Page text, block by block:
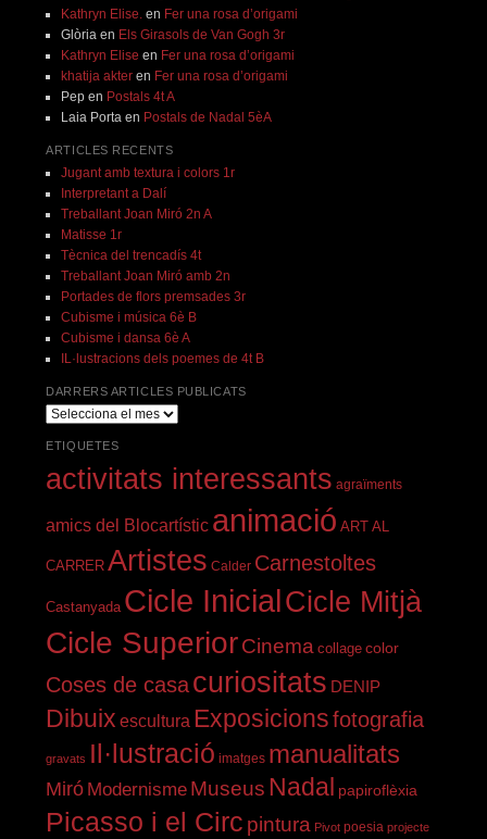
Kathryn Elise.en Fer una rosa d’origami
Glòriaen Els Girasols de Van Gogh 3r
Kathryn Elise en Fer una rosa d’origami
khatija akteren Fer una rosa d’origami
Pepen Postals 4t A
Laia Portaen Postals de Nadal 5èA
ARTICLES RECENTS
Jugant amb textura i colors 1r
Interpretant a Dalí
Treballant Joan Miró 2n A
Matisse 1r
Tècnica del trencadís 4t
Treballant Joan Miró amb 2n
Portades de flors premsades 3r
Cubisme i música 6è B
Cubisme i dansa 6è A
IL·lustracions dels poemes de 4t B
DARRERS ARTICLES PUBLICATS
darrers
publicats
ETIQUETES
activitats interessants agraïments
amics del Blocartístic animació ART AL
CARRER Artistes Calder Carnestoltes
Castanyada Cicle InicialCicle Mitjà
Cicle SuperiorCinema collage color
Coses de casacuriositats DENIP
Dibuix escultura Exposicionsfotografia
gravats Il·lustració imatges manualitats
Miró Modernisme Museus Nadal papiroflèxia
Picasso i el Circ pintura Pivot poesia projecte